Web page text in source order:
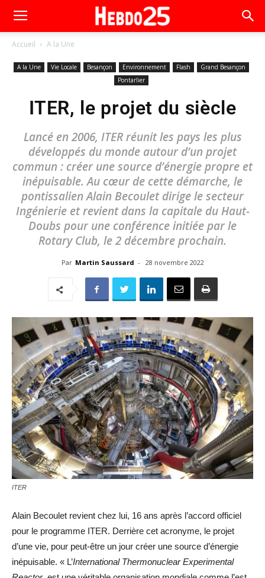
Accueil A la Une
A la Une Vie Locale Besançon Environnement Flash
Grand Besançon
Pontarlier
ITER, le projet du siècle
Lancé en 2006, ITER réunit les pays les plus
développés du monde autour d’un projet
commun : créer une source d’énergie propre et
inépuisable. Au cœur de cette démarche, le
pontissalien Alain Becoulet dirige le secteur
Ingénierie et revient dans la capitale du Haut-
Doubs pour une conférence initiée par le
Rotary Club, le 2 décembre prochain.
Par Martin Saussard - 28 novembre 2022
ITER
Alain Becoulet revient chez lui, 16 ans après l’accord officiel
pour le programme ITER. Derrière cet acronyme, le projet
d’une vie, pour peut-être un jour créer une source d’énergie
inépuisable. « L’International Thermonuclear Experimental